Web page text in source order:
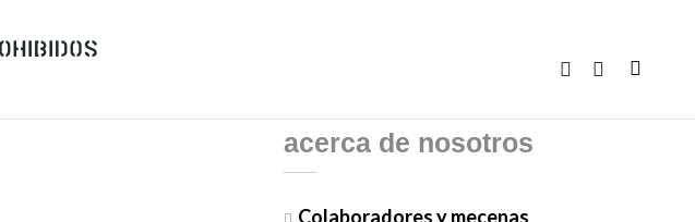
acerca de nosotros
Colaboradores y mecenas